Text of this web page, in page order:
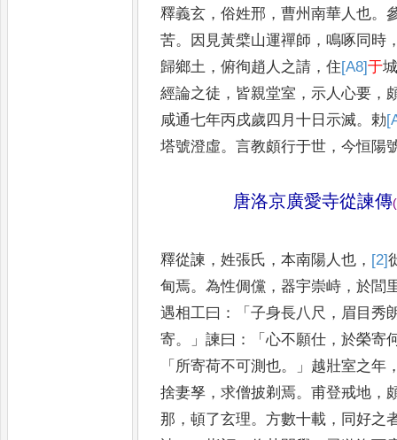
釋義玄 ，俗姓邢 ，曹州南華人也。
苦。 因見黃檗山運禪師 ，鳴啄同時
歸鄉土 ，俯徇趙人之請 ，住[A8]于
經論之徒 ， 皆親堂室 ，示人心要 ，
咸通七年丙戌歲四月十日示滅。勅
塔號澄虛。言教頗行于世 ，今恒陽
唐洛京廣愛寺從諫傳(
釋從諫 ，姓張氏 ，本南陽人也 ， [2]
甸焉。為性倜儻 ，器宇崇峙 ，於閭
遇相工曰 ：「子身長八尺 ， 眉目秀
寄。」諫曰 ：「心不願仕 ，於榮寄
「 所寄荷不可測也。」 越壯室之年
捨妻孥 ，求僧披剃焉。甫登戒地 ，
那 ，頓了玄理。方數十載 ， 同好之